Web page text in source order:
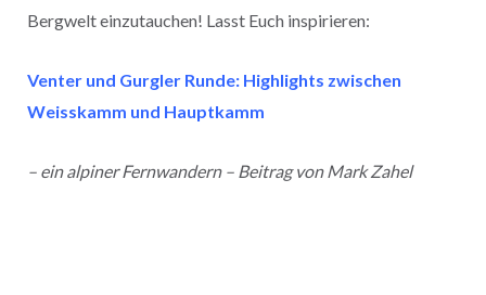
Bergwelt einzutauchen! Lasst Euch inspirieren:
Venter und Gurgler Runde: Highlights zwischen
Weisskamm und Hauptkamm
– ein alpiner Fernwandern – Beitrag von Mark Zahel